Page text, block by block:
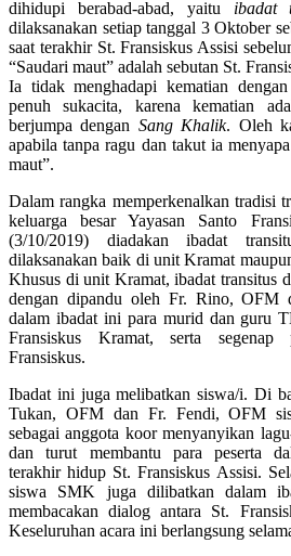
dihidupi berabad-abad, yaitu ibadat
dilaksanakan setiap tanggal 3 Oktober
saat terakhir St. Fransiskus Assisi
“Saudari maut” adalah sebutan St.
Ia tidak menghadapi kematian
penuh sukacita, karena kematian
berjumpa dengan Sang Khalik. Oleh
apabila tanpa ragu dan takut ia
maut”.
Dalam rangka memperkenalkan tradisi
keluarga besar Yayasan Santo
(3/10/2019) diadakan ibadat
dilaksanakan baik di unit Kramat
Khusus di unit Kramat, ibadat transitus
dengan dipandu oleh Fr. Rino,
dalam ibadat ini para murid dan guru
Fransiskus Kramat, serta segenap
Fransiskus.
Ibadat ini juga melibatkan siswa/i. Di
Tukan, OFM dan Fr. Fendi, OFM
sebagai anggota koor menyanyikan
dan turut membantu para peserta
terakhir hidup St. Fransiskus Assisi.
siswa SMK juga dilibatkan dalam
membacakan dialog antara St.
Keseluruhan acara ini berlangsung